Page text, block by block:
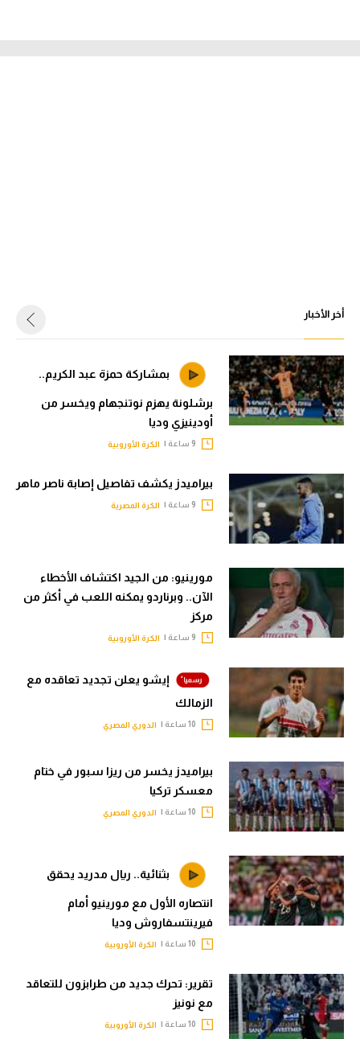
أخر الأخبار
بمشاركة حمزة عبد الكريم..
برشلونة يهزم نوتنجهام ويخسر من
أودينيزي وديا
الكرة الأوروبية
بيراميدز يكشف تفاصيل إصابة ناصر ماهر
الكرة المصرية
مورينيو: من الجيد اكتشاف الأخطاء
الآن.. وبرناردو يمكنه اللعب في أكثر من
مركز
الكرة الأوروبية
إيشو يعلن تجديد تعاقده مع
الزمالك
الدوري المصري
بيراميدز يخسر من ريزا سبور في ختام
معسكر تركيا
الدوري المصري
بثنائية.. ريال مدريد يحقق
انتصاره الأول مع مورينيو أمام
فيرينتسفاروش وديا
الكرة الأوروبية
تقرير: تحرك جديد من طرابزون للتعاقد
مع نونيز
الكرة الأوروبية